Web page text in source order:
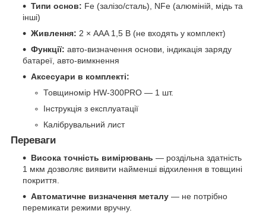
Типи основ: Fe (залізо/сталь), NFe (алюміній, мідь та
інші)
Живлення: 2 × AAA 1,5 В (не входять у комплект)
Функції: авто-визначення основи, індикація заряду
батареї, авто-вимкнення
Аксесуари в комплекті:
Товщиномір HW-300PRO — 1 шт.
Інструкція з експлуатації
Калібрувальний лист
Переваги
Висока точність вимірювань — роздільна здатність
1 мкм дозволяє виявити найменші відхилення в товщині
покриття.
Автоматичне визначення металу — не потрібно
перемикати режими вручну.